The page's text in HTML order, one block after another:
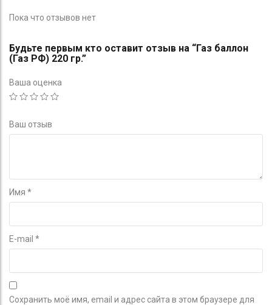
Пока что отзывов нет
Будьте первым кто оставит отзыв на “Газ баллон
(Газ РФ) 220 гр.”
Ваша оценка
Ваш отзыв
Имя *
E-mail *
Сохранить моё имя, email и адрес сайта в этом браузере для